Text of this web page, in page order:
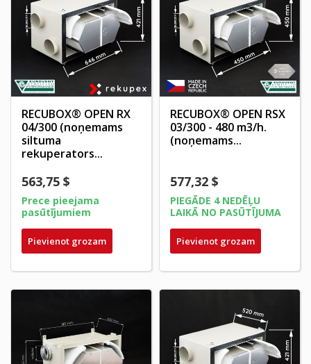
RECUBOX® OPEN RX
04/300 (noņemams
siltuma
rekuperators...
563,75 $
Prece pieejama
pasūtījumiem
Pievienot grozam
RECUBOX® OPEN RSX
03/300 - 480 m3/h.
(noņemams...
577,32 $
PIEGĀDE 4 NEDĒĻU
LAIKĀ NO PASŪTĪJUMA
Pievienot grozam